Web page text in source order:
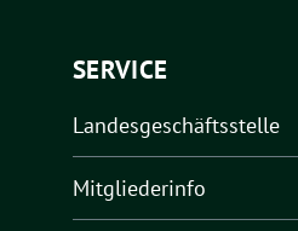
SERVICE
Landesgeschäftsstelle
Mitgliederinfo